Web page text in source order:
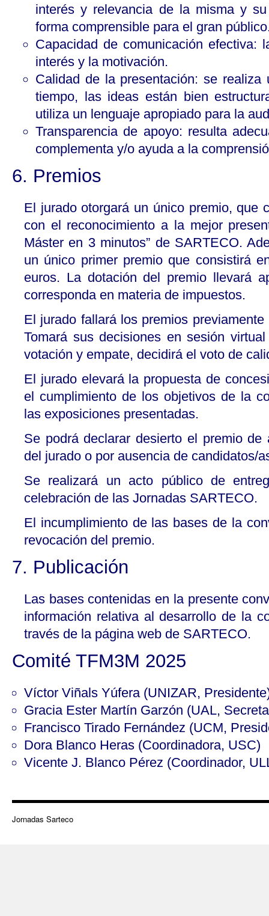
interés y relevancia de la misma y
forma comprensible para el gran
Capacidad de comunicación efectiva:
interés y la motivación.
Calidad de la presentación: se realiza
tiempo, las ideas están bien
utiliza un lenguaje apropiado para la
Transparencia de apoyo: resulta
complementa y/o ayuda a la
6. Premios
El jurado otorgará un único premio, que
con el reconocimiento a la mejor
Máster en 3 minutos” de SARTECO.
un único primer premio que consistirá
euros. La dotación del premio llevará
corresponda en materia de impuestos.
El jurado fallará los premios
Tomará sus decisiones en sesión
votación y empate, decidirá el voto de
El jurado elevará la propuesta de
el cumplimiento de los objetivos de la
las exposiciones presentadas.
Se podrá declarar desierto el premio de
del jurado o por ausencia de candidatos/
Se realizará un acto público de
celebración de las Jornadas SARTECO.
El incumplimiento de las bases de la
revocación del premio.
7. Publicación
Las bases contenidas en la presente
información relativa al desarrollo de la
través de la página web de SARTECO.
Comité TFM3M 2025
Víctor Viñals Yúfera (UNIZAR,
Gracia Ester Martín Garzón (UAL,
Francisco Tirado Fernández (UCM,
Dora Blanco Heras (Coordinadora, USC)
Vicente J. Blanco Pérez (Coordinador,
Jornadas Sarteco